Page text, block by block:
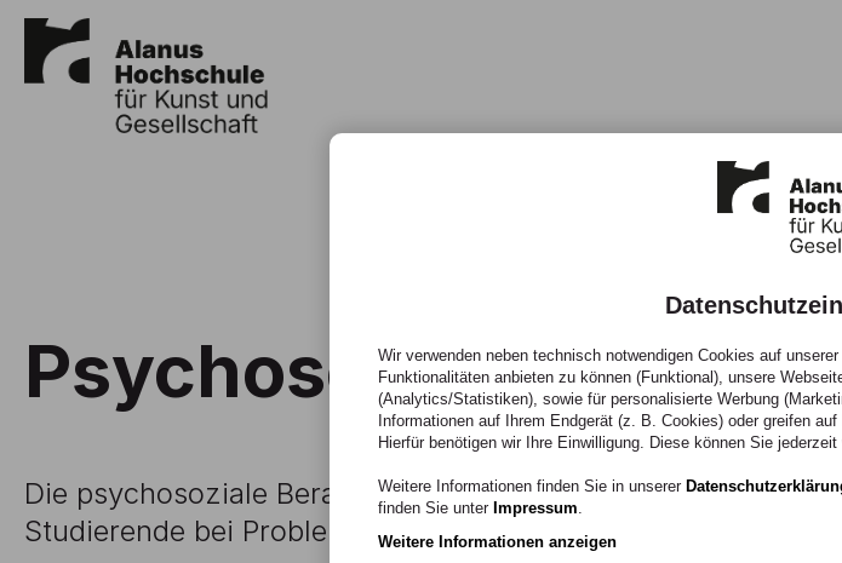
Psychosoziale
Die psychosoziale Beratung unterstützt und begleitet
Studierende bei Problemen in allen Lebensbereichen.
Wir verwenden neben technisch notwendigen Cookies auf
Funktionalitäten anbieten zu können (Funktional), unsere
(Analytics/Statistiken), sowie für personalisierte Werbung
Informationen auf Ihrem Endgerät (z. B. Cookies) oder greifen
Hierfür benötigen wir Ihre Einwilligung. Diese können Sie jederzeit
Weitere Informationen finden Sie in unserer
finden Sie unter Impressum.
Weitere Informationen anzeigen